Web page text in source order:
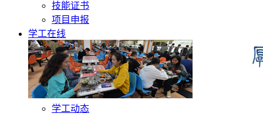
技能证书
项目申报
学工在线
学工动态